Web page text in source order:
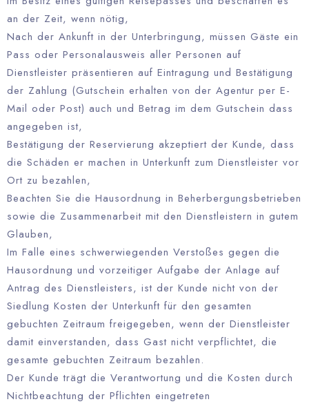
an der Zeit, wenn nötig,
Nach der Ankunft in der Unterbringung, müssen Gäste ein
Pass oder Personalausweis aller Personen auf
Dienstleister präsentieren auf Eintragung und Bestätigung
der Zahlung (Gutschein erhalten von der Agentur per E-
Mail oder Post) auch und Betrag im dem Gutschein dass
angegeben ist,
Bestätigung der Reservierung akzeptiert der Kunde, dass
die Schäden er machen in Unterkunft zum Dienstleister vor
Ort zu bezahlen,
Beachten Sie die Hausordnung in Beherbergungsbetrieben
sowie die Zusammenarbeit mit den Dienstleistern in gutem
Glauben,
Im Falle eines schwerwiegenden Verstoßes gegen die
Hausordnung und vorzeitiger Aufgabe der Anlage auf
Antrag des Dienstleisters, ist der Kunde nicht von der
Siedlung Kosten der Unterkunft für den gesamten
gebuchten Zeitraum freigegeben, wenn der Dienstleister
damit einverstanden, dass Gast nicht verpflichtet, die
gesamte gebuchten Zeitraum bezahlen.
Der Kunde trägt die Verantwortung und die Kosten durch
Nichtbeachtung der Pflichten eingetreten